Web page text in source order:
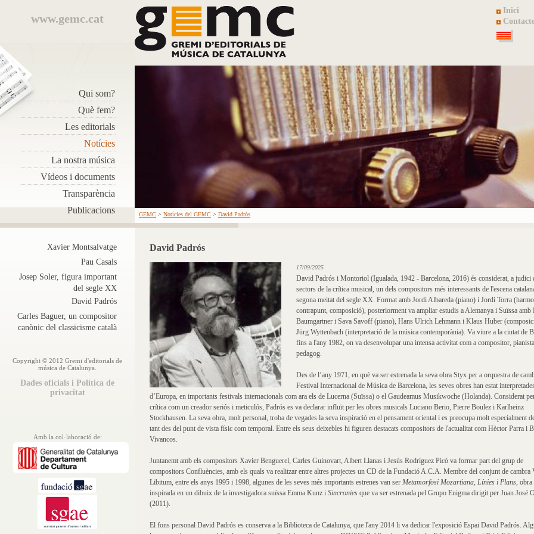
www.gemc.cat
Qui som?
Què fem?
Les editorials
Notícies
La nostra música
Vídeos i documents
Transparència
Publicacions
Inici
GEMC > Notícies del GEMC > David Padrós
Xavier Montsalvatge
Pau Casals
Josep Soler, figura important
del segle XX
David Padrós
Carles Baguer, un compositor
canònic del classicisme català
Copyright © 2012 Gremi d'editorials de
música de Catalunya.
Dades oficials i Política de
privacitat
Amb la col·laboració de:
David Padrós
17/09/2025
David Padrós i Montoriol (Igualada, 1942 - Barcelona, 2016) és considerat, a judici
sectors de la crítica musical, un dels compositors més interessants de l'escena
segona meitat del segle XX. Format amb Jordi Albareda (piano) i Jordi Torra
contrapunt, composició), posteriorment va ampliar estudis a Alemanya i Suïssa amb
Baumgartner i Sava Savoff (piano), Hans Ulrich Lehmann i Klaus Huber
Jürg Wyttenbach (interpretació de la música contemporània). Va viure a la ciutat de
fins a l'any 1982, on va desenvolupar una intensa activitat com a compositor,
pedagog.
Des de l’any 1971, en què va ser estrenada la seva obra Styx per a orquestra de
Festival Internacional de Música de Barcelona, les seves obres han estat
d’Europa, en importants festivals internacionals com ara els de Lucerna (Suïssa) o el Gaudeamus Musikwoche (Holanda). Considerat
crítica com un creador seriós i meticulós, Padrós es va declarar influït per les obres musicals Luciano Berio, Pierre Boulez i Karlheinz
Stockhausen. La seva obra, molt personal, troba de vegades la seva inspiració en el pensament oriental i es preocupa molt especialment
tant des del punt de vista físic com temporal. Entre els seus deixebles hi figuren destacats compositors de l'actualitat com Hèctor Parra i
Vivancos.
Juntanemt amb els compositors Xavier Benguerel, Carles Guinovart, Albert Llanas i Jesús Rodríguez Picó va formar part del grup de
compositors Confluències, amb els quals va realitzar entre altres projectes un CD de la Fundació A.C.A. Membre del conjunt de cambra
Libitum, entre els anys 1995 i 1998, algunes de les seves més importants estrenes van ser Metamorfosi Mozartiana, Línies i Plans, obra
inspirada en un dibuix de la investigadora suïssa Emma Kunz i Sincronies que va ser estrenada pel Grupo Enigma dirigit per Juan José
(2011).
El fons personal David Padrós es conserva a la Biblioteca de Catalunya, que l'any 2014 li va dedicar l'exposició Espai David Padrós.